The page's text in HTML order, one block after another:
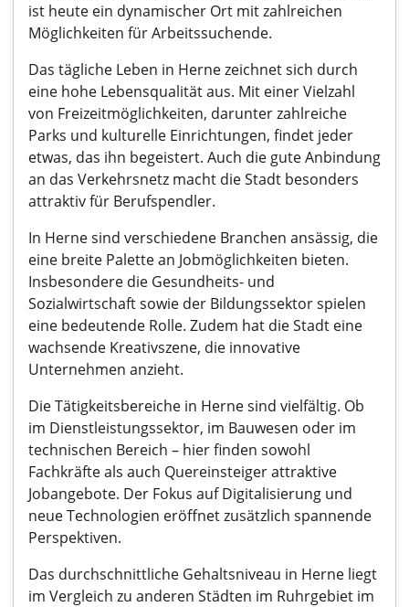
ist heute ein dynamischer Ort mit zahlreichen
Möglichkeiten für Arbeitssuchende.
Das tägliche Leben in Herne zeichnet sich durch
eine hohe Lebensqualität aus. Mit einer Vielzahl
von Freizeitmöglichkeiten, darunter zahlreiche
Parks und kulturelle Einrichtungen, findet jeder
etwas, das ihn begeistert. Auch die gute Anbindung
an das Verkehrsnetz macht die Stadt besonders
attraktiv für Berufspendler.
In Herne sind verschiedene Branchen ansässig, die
eine breite Palette an Jobmöglichkeiten bieten.
Insbesondere die Gesundheits- und
Sozialwirtschaft sowie der Bildungssektor spielen
eine bedeutende Rolle. Zudem hat die Stadt eine
wachsende Kreativszene, die innovative
Unternehmen anzieht.
Die Tätigkeitsbereiche in Herne sind vielfältig. Ob
im Dienstleistungssektor, im Bauwesen oder im
technischen Bereich – hier finden sowohl
Fachkräfte als auch Quereinsteiger attraktive
Jobangebote. Der Fokus auf Digitalisierung und
neue Technologien eröffnet zusätzlich spannende
Perspektiven.
Das durchschnittliche Gehaltsniveau in Herne liegt
im Vergleich zu anderen Städten im Ruhrgebiet im